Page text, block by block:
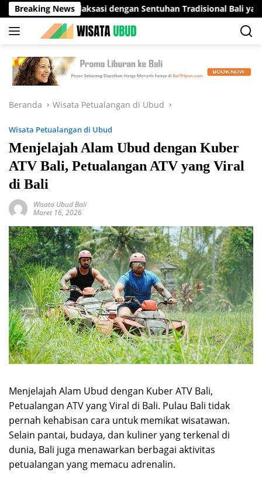
Langsung
ke
konten
Breaking News
Relaksasi dengan Sentuhan Tradisional Bali yang
Beranda Wisata Petualangan di Ubud
Wisata Petualangan di Ubud
Menjelajah Alam Ubud dengan Kuber
ATV Bali, Petualangan ATV yang Viral
di Bali
Wisata Ubud Bali
Maret 16, 2026
Menjelajah Alam Ubud dengan Kuber ATV Bali,
Petualangan ATV yang Viral di Bali. Pulau Bali tidak
pernah kehabisan cara untuk memikat wisatawan.
Selain pantai, budaya, dan kuliner yang terkenal di
dunia, Bali juga menawarkan berbagai aktivitas
petualangan yang memacu adrenalin.